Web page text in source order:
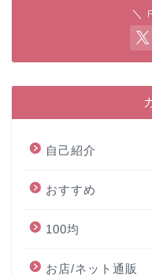
＼
自己紹介
おすすめ
100均
お店/ネット通販